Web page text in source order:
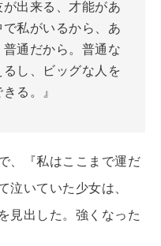
出来る、才能があ
私がいるから、あ
通だから。普通な
し、ビッグな人を
る。』
、『私はここまで運だ
泣いていた少女は、
見出した。強くなった